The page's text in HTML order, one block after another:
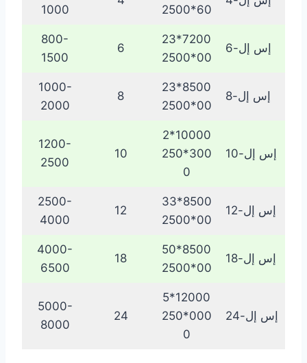
60*2500
1000
إس إل-6
7200*23
00*2500
6
800-
1500
إس إل-8
8500*23
00*2500
8
1000-
2000
إس إل-10
10000*2
300*250
0
10
1200-
2500
إس إل-12
8500*33
00*2500
12
2500-
4000
إس إل-18
8500*50
00*2500
18
4000-
6500
إس إل-24
12000*5
000*250
0
24
5000-
8000